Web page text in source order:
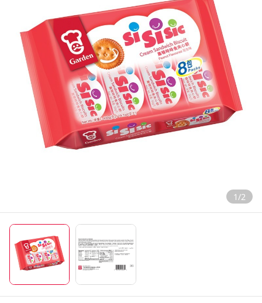
1/2